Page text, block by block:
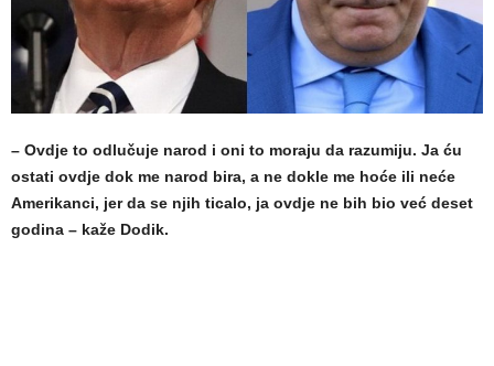
– Ovdje to odlučuje narod i oni to moraju da razumiju. Ja ću
ostati ovdje dok me narod bira, a ne dokle me hoće ili neće
Amerikanci, jer da se njih ticalo, ja ovdje ne bih bio već deset
godina – kaže Dodik.